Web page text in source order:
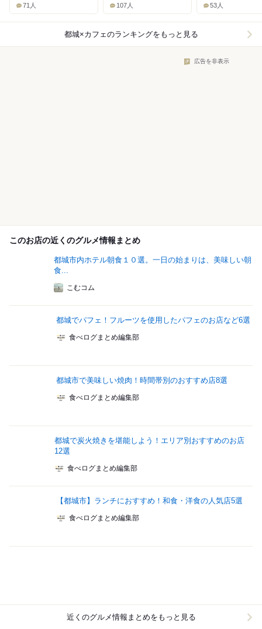
71人 107人 53人
都城×カフェのランキングをもっと見る
広告を非表示
このお店の近くのグルメ情報まとめ
都城市内ホテル朝食１０選。一日の始まりは、美味しい朝
食...
こむコム
都城でパフェ！フルーツを使用したパフェのお店など6選
食べログまとめ編集部
都城市で美味しい焼肉！時間帯別のおすすめ店8選
食べログまとめ編集部
都城で炭火焼きを堪能しよう！エリア別おすすめのお店
12選
食べログまとめ編集部
【都城市】ランチにおすすめ！和食・洋食の人気店5選
食べログまとめ編集部
近くのグルメ情報まとめをもっと見る